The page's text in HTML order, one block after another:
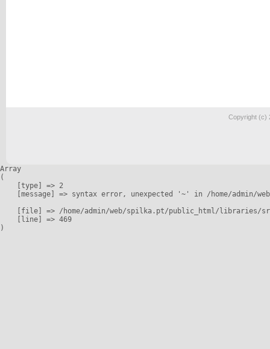
Copyright (c)
Array
(
    [type] => 2
[message] => syntax error, unexpected '~' in /home/admin/
[file] => /home/admin/web/spilka.pt/public_html/libraries/
    [line] => 469